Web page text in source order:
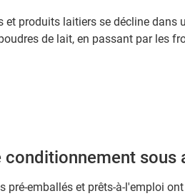
et produits laitiers se décline dans
de lait, en passant par les
conditionnement
pré-emballés et prêts-à-l'emploi